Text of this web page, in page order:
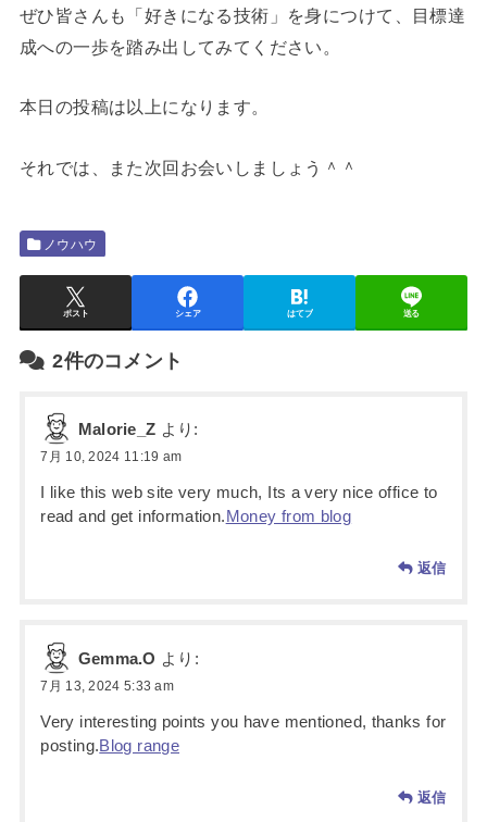
ぜひ皆さんも「好きになる技術」を身につけて、目標達
成への一歩を踏み出してみてください。
本日の投稿は以上になります。
それでは、また次回お会いしましょう＾＾
ノウハウ
ポスト シェア はてブ 送る
2件のコメント
Malorie_Z より:
7月 10, 2024 11:19 am
I like this web site very much, Its a very nice office to
read and get information. Money from blog
返信
Gemma.O より:
7月 13, 2024 5:33 am
Very interesting points you have mentioned, thanks for
posting.Blog range
返信